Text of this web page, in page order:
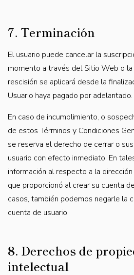
7. Terminación
El usuario puede cancelar la
momento a través del Sitio Web o la
rescisión se aplicará desde la
Usuario haya pagado por adelantado.
En caso de incumplimiento, o
de estos Términos y Condiciones
se reserva el derecho de cerrar o
usuario con efecto inmediato. En
información al respecto a la
que proporcionó al crear su cuenta
casos, también podemos negarle la
cuenta de usuario.
8. Derechos de
intelectual